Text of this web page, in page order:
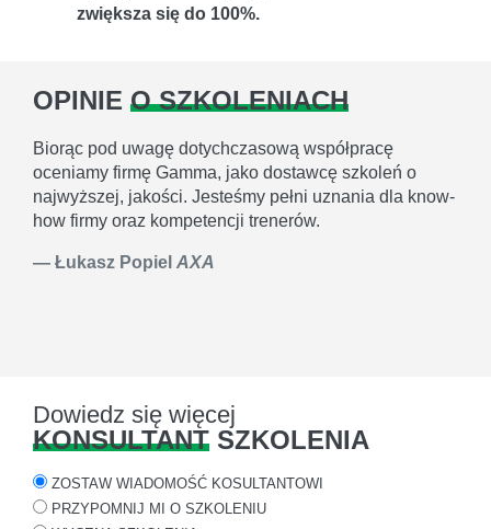
zwiększa się do 100%.
OPINIE O SZKOLENIACH
Biorąc pod uwagę dotychczasową współpracę
oceniamy firmę Gamma, jako dostawcę szkoleń o
najwyższej, jakości. Jesteśmy pełni uznania dla know-
how firmy oraz kompetencji trenerów.
Łukasz Popiel AXA
Dowiedz się więcej
KONSULTANT SZKOLENIA
ZOSTAW WIADOMOŚĆ KOSULTANTOWI
PRZYPOMNIJ MI O SZKOLENIU